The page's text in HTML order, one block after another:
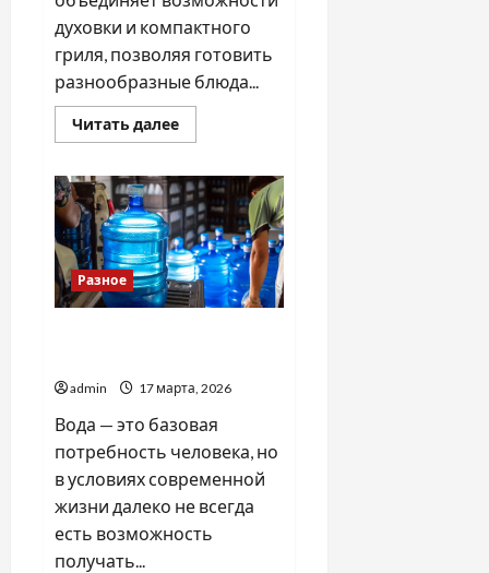
духовки и компактного
гриля, позволяя готовить
разнообразные блюда...
Читать далееПрочитать
больше
Tefal
как
новый
стандарт
домашней
кухни
Разное
admin 17 марта, 2026
Вода — это базовая
потребность человека, но
в условиях современной
жизни далеко не всегда
есть возможность
получать...